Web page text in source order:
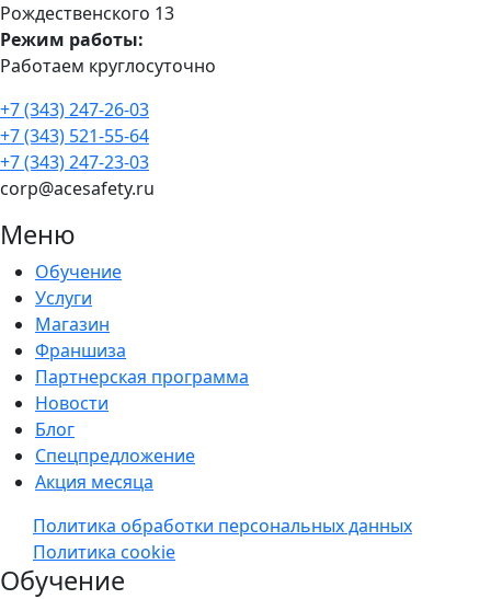
Рождественского 13​
Режим работы:
Работаем круглосуточно
+7 (343) 247-26-03
+7 (343) 521-55-64
+7 (343) 247-23-03
corp@acesafety.ru
Меню
Обучение
Услуги
Магазин
Франшиза
Партнерская программа
Новости
Блог
Спецпредложение
Акция месяца
Политика обработки персональных данных
Политика cookie
Обучение